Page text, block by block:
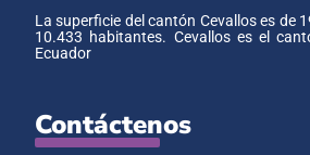
La superficie del cantón Cevallos es de
10.433 habitantes. Cevallos es el
Ecuador
Contáctenos